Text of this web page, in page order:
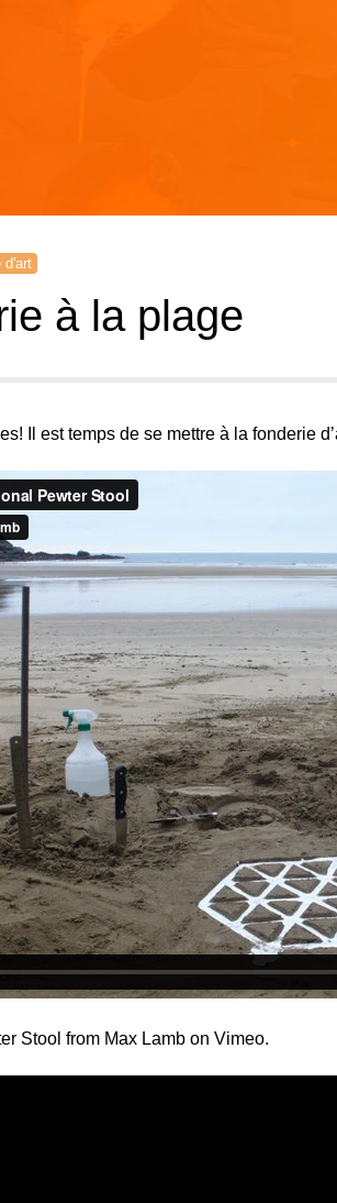
d'art
à la plage
Il est temps de se mettre à la fonderie
Stool from Max Lambon Vimeo.